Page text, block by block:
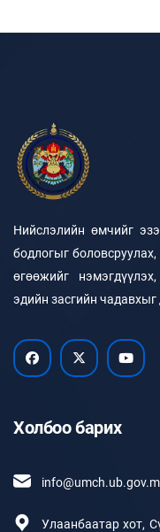
Нийслэлийн өмчийг
бодлогыг
өгөөжийг
эдийн засгийн
Холбоо барих
Улаанбаатар хот,